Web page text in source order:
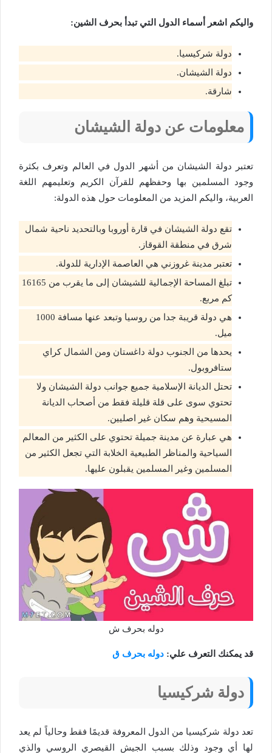
واليكم اشعر أسماء الدول التي تبدأ بحرف الشين:
دولة شركيسيا.
دولة الشيشان.
شارقة.
معلومات عن دولة الشيشان
تعتبر دولة الشيشان من أشهر الدول في العالم وتعرف بكثرة
وجود المسلمين بها وحفظهم للقرآن الكريم وتعليمهم اللغة
العربية، واليكم المزيد من المعلومات حول هذه الدولة:
تقع دولة الشيشان في قارة أوروبا وبالتحديد ناحية شمال
شرق في منطقة القوقاز.
تعتبر مدينة غروزني هي العاصمة الإدارية للدولة.
تبلغ المساحة الإجمالية للشيشان إلى ما يقرب من 16165
كم مربع.
هي دولة قريبة جدا من روسيا وتبعد عنها مسافة 1000
ميل.
يحدها من الجنوب دولة داغستان ومن الشمال كراي
ستافروبول.
تحتل الديانة الإسلامية جميع جوانب دولة الشيشان ولا
تحتوي سوى على قلة قليلة فقط من أصحاب الديانة
المسيحية وهم سكان غير اصليين.
هي عبارة عن مدينة جميلة تحتوي على الكثير من المعالم
السياحية والمناظر الطبيعية الخلابة التي تجعل الكثير من
المسلمين وغير المسلمين يقبلون عليها.
دوله بحرف ش
قد يمكنك التعرف علي: دوله بحرف ق
دولة شركيسيا
تعد دولة شركيسيا من الدول المعروفة قديمًا فقط وحالياً لم يعد
لها أي وجود وذلك بسبب الجيش القيصري الروسي والذي